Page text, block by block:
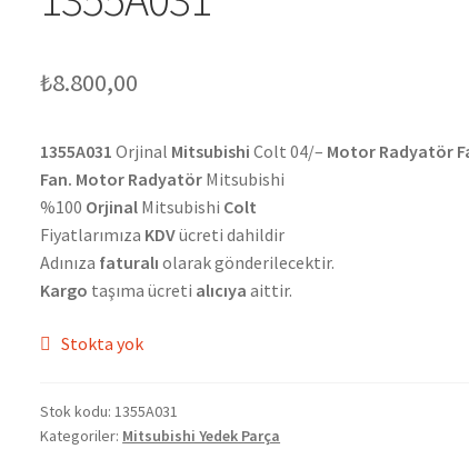
₺8.800,00
1355A031 Orjinal Mitsubishi Colt 04/– Motor Radyatör
Fan. Motor Radyatör Mitsubishi
%100 Orjinal Mitsubishi Colt
Fiyatlarımıza KDVücreti dahildir
Adınıza faturalı olarak gönderilecektir.
Kargo taşıma ücreti alıcıya aittir.
Stokta yok
Stok kodu:1355A031
Kategoriler: Mitsubishi Yedek Parça